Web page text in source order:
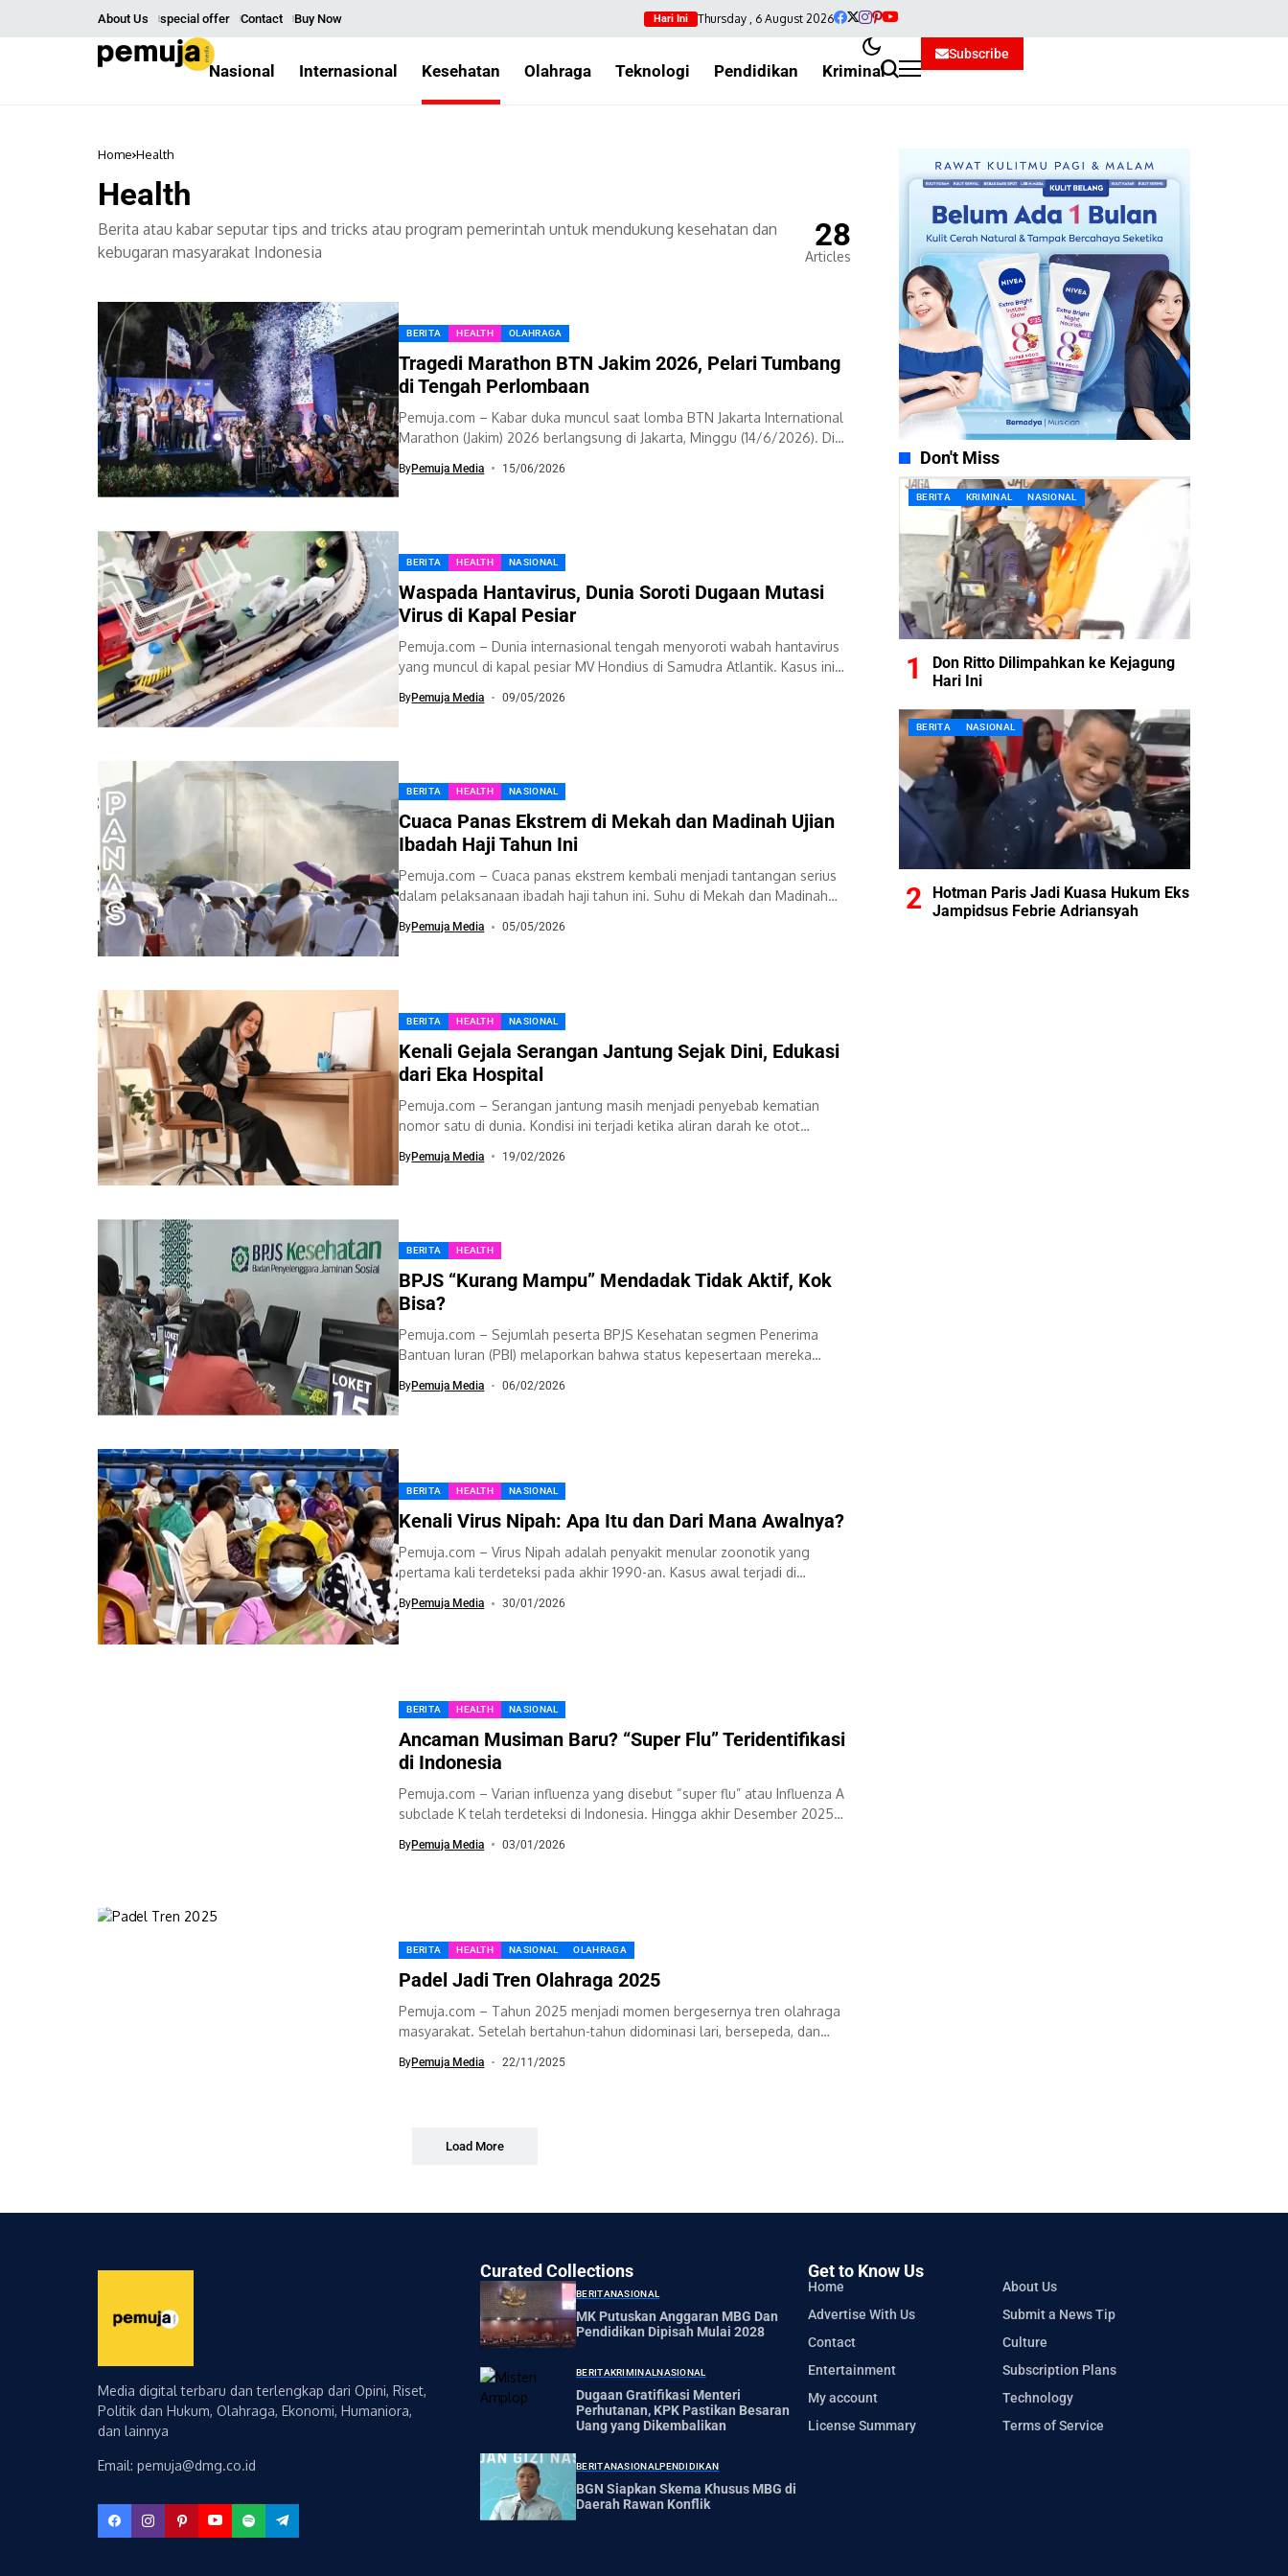
About Us special offer Contact Buy Now Hari Ini Thursday , 6 August 2026
Nasional Internasional Kesehatan Olahraga Teknologi Pendidikan Kriminal
Subscribe
Home Health
Health
Berita atau kabar seputar tips and tricks atau program pemerintah untuk mendukung kesehatan dan
kebugaran masyarakat Indonesia
28
Articles
BERITA HEALTH OLAHRAGA
Tragedi Marathon BTN Jakim 2026, Pelari Tumbang
di Tengah Perlombaan
Pemuja.com – Kabar duka muncul saat lomba BTN Jakarta International
Marathon (Jakim) 2026 berlangsung di Jakarta, Minggu (14/6/2026). Di
ByPemuja Media 15/06/2026
BERITA HEALTH NASIONAL
Waspada Hantavirus, Dunia Soroti Dugaan Mutasi
Virus di Kapal Pesiar
Pemuja.com – Dunia internasional tengah menyoroti wabah hantavirus
yang muncul di kapal pesiar MV Hondius di Samudra Atlantik. Kasus ini
ByPemuja Media 09/05/2026
BERITA HEALTH NASIONAL
Cuaca Panas Ekstrem di Mekah dan Madinah Ujian
Ibadah Haji Tahun Ini
Pemuja.com – Cuaca panas ekstrem kembali menjadi tantangan serius
dalam pelaksanaan ibadah haji tahun ini. Suhu di Mekah dan Madinah
ByPemuja Media 05/05/2026
BERITA HEALTH NASIONAL
Kenali Gejala Serangan Jantung Sejak Dini, Edukasi
dari Eka Hospital
Pemuja.com – Serangan jantung masih menjadi penyebab kematian
nomor satu di dunia. Kondisi ini terjadi ketika aliran darah ke otot
ByPemuja Media 19/02/2026
BERITA HEALTH
BPJS “Kurang Mampu” Mendadak Tidak Aktif, Kok
Bisa?
Pemuja.com – Sejumlah peserta BPJS Kesehatan segmen Penerima
Bantuan Iuran (PBI) melaporkan bahwa status kepesertaan mereka
ByPemuja Media 06/02/2026
BERITA HEALTH NASIONAL
Kenali Virus Nipah: Apa Itu dan Dari Mana Awalnya?
Pemuja.com – Virus Nipah adalah penyakit menular zoonotik yang
pertama kali terdeteksi pada akhir 1990-an. Kasus awal terjadi di
ByPemuja Media 30/01/2026
BERITA HEALTH NASIONAL
Ancaman Musiman Baru? “Super Flu” Teridentifikasi
di Indonesia
Pemuja.com – Varian influenza yang disebut “super flu” atau Influenza A
subclade K telah terdeteksi di Indonesia. Hingga akhir Desember 2025
ByPemuja Media 03/01/2026
BERITA HEALTH NASIONAL OLAHRAGA
Padel Jadi Tren Olahraga 2025
Pemuja.com – Tahun 2025 menjadi momen bergesernya tren olahraga
masyarakat. Setelah bertahun-tahun didominasi lari, bersepeda, dan
ByPemuja Media 22/11/2025
Load More
Don't Miss
BERITA KRIMINAL NASIONAL
Don Ritto Dilimpahkan ke Kejagung
Hari Ini
BERITA NASIONAL
Hotman Paris Jadi Kuasa Hukum Eks
Jampidsus Febrie Adriansyah
Media digital terbaru dan terlengkap dari Opini, Riset,
Politik dan Hukum, Olahraga, Ekonomi, Humaniora,
dan lainnya
Email: pemuja@dmg.co.id
Curated Collections
BERITANASIONAL
MK Putuskan Anggaran MBG Dan
Pendidikan Dipisah Mulai 2028
BERITAKRIMINALNASIONAL
Dugaan Gratifikasi Menteri
Perhutanan, KPK Pastikan Besaran
Uang yang Dikembalikan
BERITANASIONALPENDIDIKAN
BGN Siapkan Skema Khusus MBG di
Daerah Rawan Konflik
Get to Know Us
Home
About Us
Advertise With Us
Submit a News Tip
Contact
Culture
Entertainment
Subscription Plans
My account
Technology
License Summary
Terms of Service